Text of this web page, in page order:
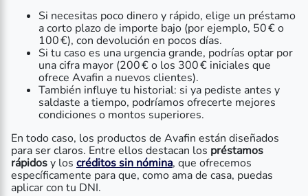
Si necesitas poco dinero y rápido, elige un préstamo
a corto plazo de importe bajo (por ejemplo, 50 € o
100 €), con devolución en pocos días.
Si tu caso es una urgencia grande, podrías optar por
una cifra mayor (200 € o los 300 € iniciales que
ofrece Avafin a nuevos clientes).
También influye tu historial: si ya pediste antes y
saldaste a tiempo, podríamos ofrecerte mejores
condiciones o montos superiores.
En todo caso, los productos de Avafin están diseñados
para ser claros. Entre ellos destacan los préstamos
rápidosy los créditos sin nómina, que ofrecemos
específicamente para que, como ama de casa, puedas
aplicar con tu DNI.